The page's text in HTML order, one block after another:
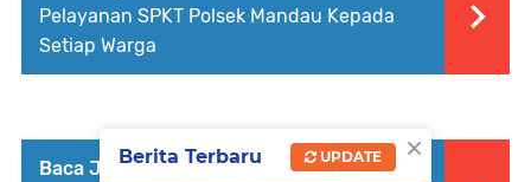
Pelayanan SPKT Polsek Mandau Kepada
Setiap Warga
Baca Juga : Balon Bupati Bengkalis, H. Abi×
Berita Terbaru UPDATE